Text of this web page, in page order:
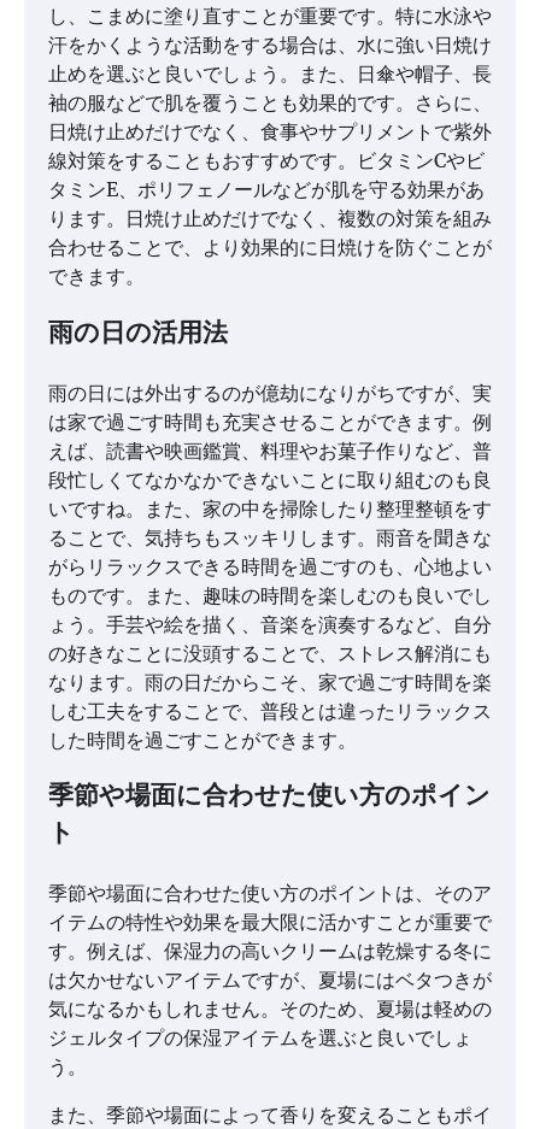
し、こまめに塗り直すことが重要です。特に水泳や
汗をかくような活動をする場合は、水に強い日焼け
止めを選ぶと良いでしょう。また、日傘や帽子、長
袖の服などで肌を覆うことも効果的です。さらに、
日焼け止めだけでなく、食事やサプリメントで紫外
線対策をすることもおすすめです。ビタミンCやビ
タミンE、ポリフェノールなどが肌を守る効果があ
ります。日焼け止めだけでなく、複数の対策を組み
合わせることで、より効果的に日焼けを防ぐことが
できます。
雨の日の活用法
雨の日には外出するのが億劫になりがちですが、実
は家で過ごす時間も充実させることができます。例
えば、読書や映画鑑賞、料理やお菓子作りなど、普
段忙しくてなかなかできないことに取り組むのも良
いですね。また、家の中を掃除したり整理整頓をす
ることで、気持ちもスッキリします。雨音を聞きな
がらリラックスできる時間を過ごすのも、心地よい
ものです。また、趣味の時間を楽しむのも良いでし
ょう。手芸や絵を描く、音楽を演奏するなど、自分
の好きなことに没頭することで、ストレス解消にも
なります。雨の日だからこそ、家で過ごす時間を楽
しむ工夫をすることで、普段とは違ったリラックス
した時間を過ごすことができます。
季節や場面に合わせた使い方のポイン
ト
季節や場面に合わせた使い方のポイントは、そのア
イテムの特性や効果を最大限に活かすことが重要で
す。例えば、保湿力の高いクリームは乾燥する冬に
は欠かせないアイテムですが、夏場にはベタつきが
気になるかもしれません。そのため、夏場は軽めの
ジェルタイプの保湿アイテムを選ぶと良いでしょ
う。
また、季節や場面によって香りを変えることもポイ